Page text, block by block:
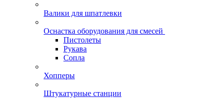
Валики для шпатлевки
Оснастка оборудования для смесей
Пистолеты
Рукава
Сопла
Хопперы
Штукатурные станции